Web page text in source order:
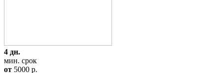
4 дн.
мин. срок
от 5000 p.